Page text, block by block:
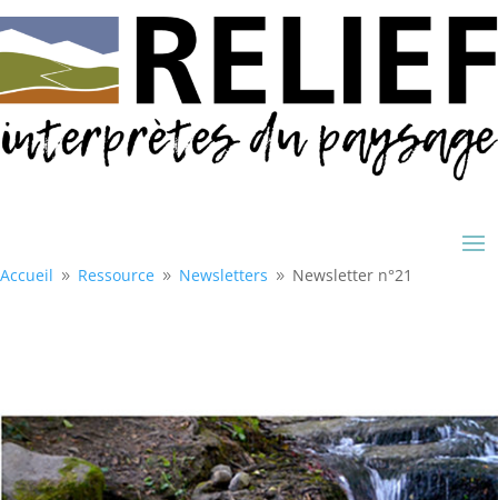
Accueil 9 Ressource 9 Newsletters 9 Newsletter n°21